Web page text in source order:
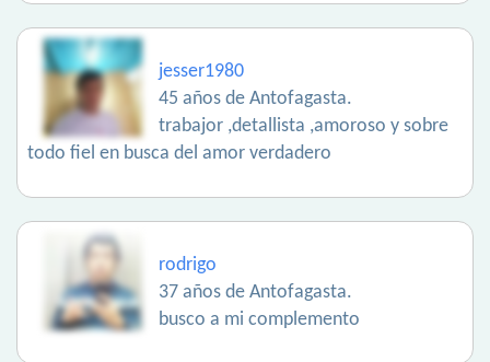
jesser1980
45 años de Antofagasta.
trabajor ,detallista ,amoroso y sobre
todo fiel en busca del amor verdadero
rodrigo
37 años de Antofagasta.
busco a mi complemento